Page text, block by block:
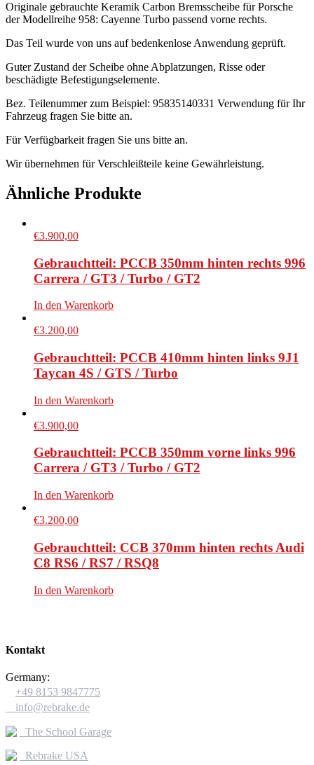
Originale gebrauchte Keramik Carbon Bremsscheibe für Porsche
der Modellreihe 958: Cayenne Turbo passend vorne rechts.
Das Teil wurde von uns auf bedenkenlose Anwendung geprüft.
Guter Zustand der Scheibe ohne Abplatzungen, Risse oder
beschädigte Befestigungselemente.
Bez. Teilenummer zum Beispiel: 95835140331 Verwendung für Ihr
Fahrzeug fragen Sie bitte an.
Für Verfügbarkeit fragen Sie uns bitte an.
Wir übernehmen für Verschleißteile keine Gewährleistung.
Ähnliche Produkte
€3.900,00
Gebrauchtteil: PCCB 350mm hinten rechts 996
Carrera / GT3 / Turbo / GT2
In den Warenkorb
€3.200,00
Gebrauchtteil: PCCB 410mm hinten links 9J1
Taycan 4S / GTS / Turbo
In den Warenkorb
€3.900,00
Gebrauchtteil: PCCB 350mm vorne links 996
Carrera / GT3 / Turbo / GT2
In den Warenkorb
€3.200,00
Gebrauchtteil: CCB 370mm hinten rechts Audi
C8 RS6 / RS7 / RSQ8
In den Warenkorb
Kontakt
Germany:
+49 8153 9847775
info@rebrake.de
The School Garage
Rebrake USA